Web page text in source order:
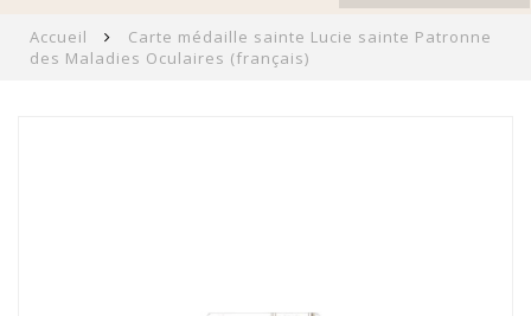
Accueil
Carte médaille sainte Lucie sainte Patronne
des Maladies Oculaires (français)